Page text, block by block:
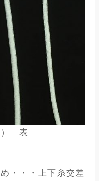
） 表
・・・上下糸交差